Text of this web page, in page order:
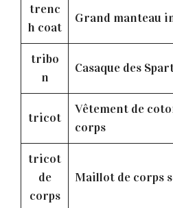
trenc
h coat
Grand manteau
tribo
n
Casaque des
tricot
Vêtement de
corps
tricot
de
corps
Maillot de corps